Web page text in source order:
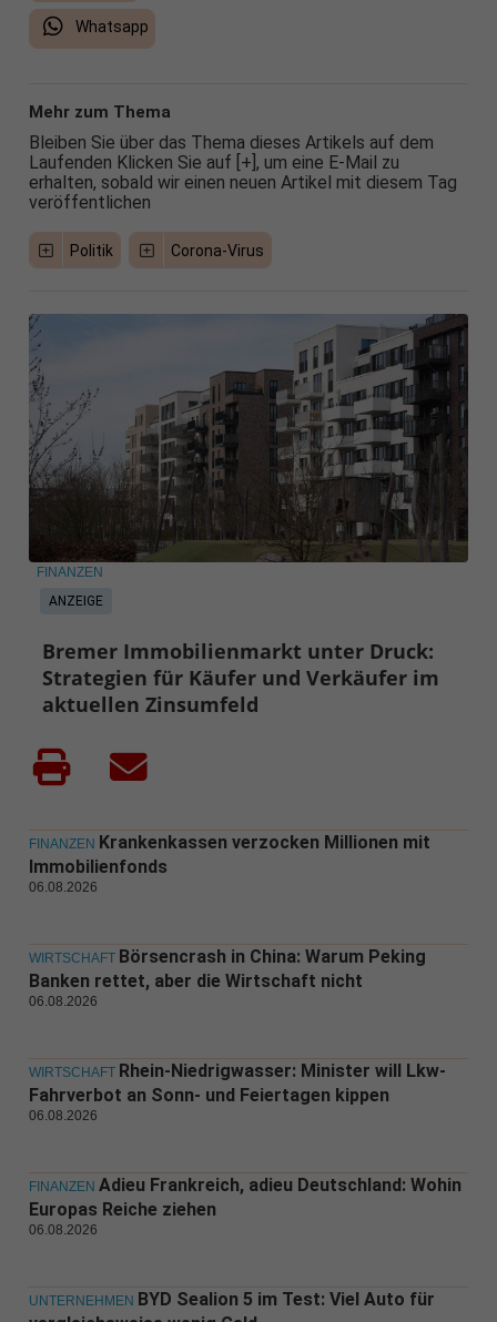
Whatsapp
Mehr zum Thema
Bleiben Sie über das Thema dieses Artikels auf dem
Laufenden Klicken Sie auf [+], um eine E-Mail zu
erhalten, sobald wir einen neuen Artikel mit diesem Tag
veröffentlichen
Politik Corona-Virus
ANZEIGE
FINANZEN
Bremer Immobilienmarkt unter Druck:
Strategien für Käufer und Verkäufer im
aktuellen Zinsumfeld
FINANZEN Krankenkassen verzocken Millionen mit
Immobilienfonds
06.08.2026
WIRTSCHAFT Börsencrash in China: Warum Peking
Banken rettet, aber die Wirtschaft nicht
06.08.2026
WIRTSCHAFT Rhein-Niedrigwasser: Minister will Lkw-
Fahrverbot an Sonn- und Feiertagen kippen
06.08.2026
FINANZEN Adieu Frankreich, adieu Deutschland: Wohin
Europas Reiche ziehen
06.08.2026
UNTERNEHMEN BYD Sealion 5 im Test: Viel Auto für